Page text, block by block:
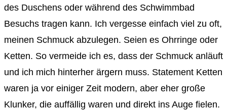
des Duschens oder während des Schwimmbad
Besuchs tragen kann. Ich vergesse einfach viel zu oft,
meinen Schmuck abzulegen. Seien es Ohrringe oder
Ketten. So vermeide ich es, dass der Schmuck anläuft
und ich mich hinterher ärgern muss. Statement Ketten
waren ja vor einiger Zeit modern, aber eher große
Klunker, die auffällig waren und direkt ins Auge fielen.